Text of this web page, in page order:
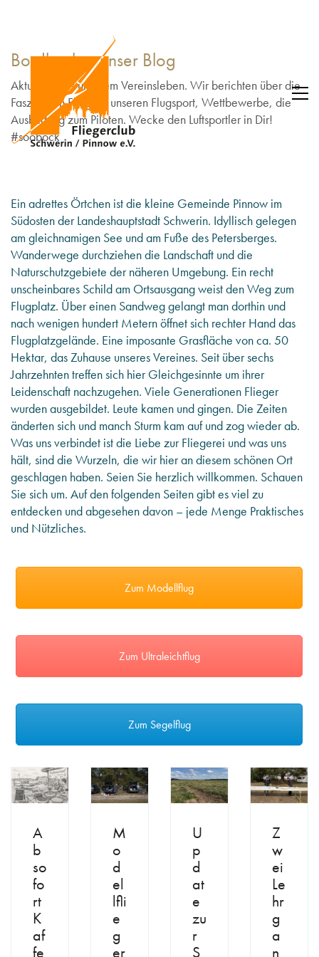
Bordbuch – unser Blog
Aktuelles aus unserem Vereinsleben. Wir berichten über die
Faszination Fliegen, unseren Flugsport, Wettbewerbe, die
Ausbildung zum Piloten. Wecke den Luftsportler in Dir!
#soobock
Ein adrettes Örtchen ist die kleine Gemeinde Pinnow im
Südosten der Landeshauptstadt Schwerin. Idyllisch gelegen
am gleichnamigen See und am Fuße des Petersberges.
Wanderwege durchziehen die Landschaft und die
Naturschutzgebiete der näheren Umgebung. Ein recht
unscheinbares Schild am Ortsausgang weist den Weg zum
Flugplatz. Über einen Sandweg gelangt man dorthin und
nach wenigen hundert Metern öffnet sich rechter Hand das
Flugplatzgelände. Eine imposante Grasfläche von ca. 50
Hektar, das Zuhause unseres Vereines. Seit übersechs
Jahrzehnten treffen sich hierGleichgesinnte um ihrer
Leidenschaft nachzugehen. Viele Generationen Flieger
wurden ausgebildet. Leute kamen und gingen. Die Zeiten
änderten sich und manch Sturm kam auf und zog wieder ab.
Was uns verbindet ist die Liebe zur Fliegerei und was uns
hält, sind die Wurzeln, die wir hier an diesem schönen Ort
geschlagen haben. Seien Sie herzlich willkommen. Schauen
Sie sich um. Auf den folgenden Seiten gibt es viel zu
entdecken und abgesehen davon – jede Menge Praktisches
und Nützliches.
Zum Modellflug
Zum Ultraleichtflug
Zum Segelflug
A
b
so
fo
rt
K
af
fe
M
o
d
el
lfli
e
g
er
U
p
d
at
e
zu
r
S
Z
w
ei
Le
hr
g
a
n